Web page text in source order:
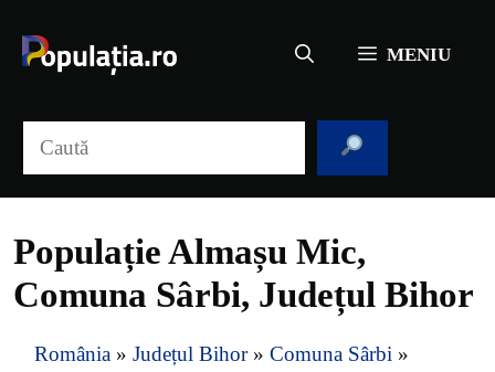
conținut
MENIU
Populație Almașu Mic,
Comuna Sârbi, Județul Bihor
România » Județul Bihor» Comuna Sârbi »